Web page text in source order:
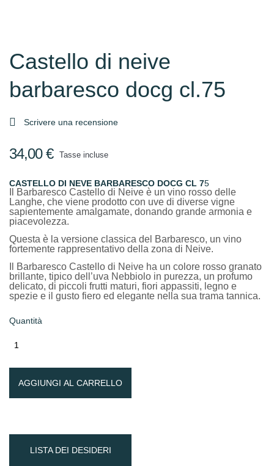
Castello di neive
barbaresco docg cl.75
 Scrivere una recensione
34,00 € Tasse incluse
CASTELLO DI NEVE BARBARESCO DOCG CL 75
Il Barbaresco Castello di Neive è un vino rosso delle
Langhe, che viene prodotto con uve di diverse vigne
sapientemente amalgamate, donando grande armonia e
piacevolezza.
Questa è la versione classica del Barbaresco, un vino
fortemente rappresentativo della zona di Neive.
Il Barbaresco Castello di Neive ha un colore rosso granato
brillante, tipico dell’uva Nebbiolo in purezza, un profumo
delicato, di piccoli frutti maturi, fiori appassiti, legno e
spezie e il gusto fiero ed elegante nella sua trama tannica.
Quantità
AGGIUNGI AL CARRELLO
LISTA DEI DESIDERI